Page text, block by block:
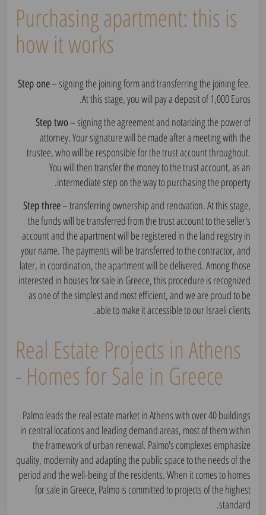
Purchasing apartment: this is
how it works
Step one– signing the joining form and transferring the joining fee.
At this stage, you will pay a deposit of 1,000 Euros.
Step two – signing the agreement and notarizing the power of
attorney. Your signature will be made after a meeting with the
trustee, who will be responsible for the trust account throughout.
You will then transfer the money to the trust account, as an
intermediate step on the way to purchasing the property.
Step three– transferring ownership and renovation. At this stage,
the funds will be transferred from the trust account to the seller's
account and the apartment will be registered in the land registry in
your name. The payments will be transferred to the contractor, and
later, in coordination, the apartment will be delivered. Among those
interested in houses for sale in Greece, this procedure is recognized
as one of the simplest and most efficient, and we are proud to be
able to make it accessible to our Israeli clients.
Real Estate Projects in Athens
- Homes for Sale in Greece
Palmo leads the real estate market in Athens with over 40 buildings
in central locations and leading demand areas, most of them within
the framework of urban renewal. Palmo's complexes emphasize
quality, modernity and adapting the public space to the needs of the
period and the well-being of the residents. When it comes to homes
for sale in Greece, Palmo is committed to projects of the highest
standard.